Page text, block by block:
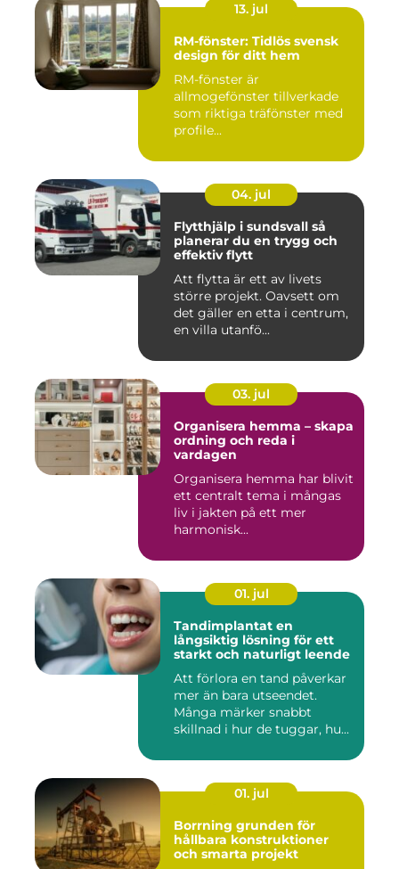
13. jul
RM-fönster: Tidlös svensk
design för ditt hem
RM-fönster är
allmogefönster tillverkade
som riktiga träfönster med
profile...
04. jul
Flytthjälp i sundsvall så
planerar du en trygg och
effektiv flytt
Att flytta är ett av livets
större projekt. Oavsett om
det gäller en etta i centrum,
en villa utanfö...
03. jul
Organisera hemma – skapa
ordning och reda i
vardagen
Organisera hemma har blivit
ett centralt tema i mångas
liv i jakten på ett mer
harmonisk...
01. jul
Tandimplantat en
långsiktig lösning för ett
starkt och naturligt leende
Att förlora en tand påverkar
mer än bara utseendet.
Många märker snabbt
skillnad i hur de tuggar, hu...
01. jul
Borrning grunden för
hållbara konstruktioner
och smarta projekt